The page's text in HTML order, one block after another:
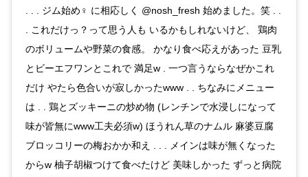
. . . ジム始め‍♀️ に相応しく @nosh_fresh 始めました。笑 . .
. これだけっ？って思う人も いるかもしれないけど、 鶏肉
のボリュームや野菜の食感。 かなり食べ応えがあった 豆乳
とビーエフワンとこれで 満足w . 一つ言うならなぜかこれ
だけ やたら色合いが寂しかったwww . . ちなみにメニュー
は . . 鶏とズッキーニの炒め物 (レンチンで水浸しになって
味が皆無にwww工夫必須w) ほうれん草のナムル 麻婆豆腐
ブロッコリーの梅おかか和え . . . メインは味が無くなった
からw 柚子胡椒つけて食べたけど 美味しかった ずっと病院